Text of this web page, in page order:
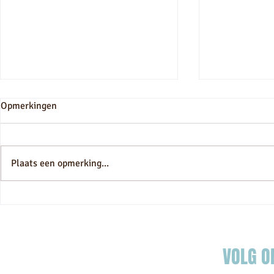
droomvilla
Opmerkingen
Plaats een opmerking...
VOLG